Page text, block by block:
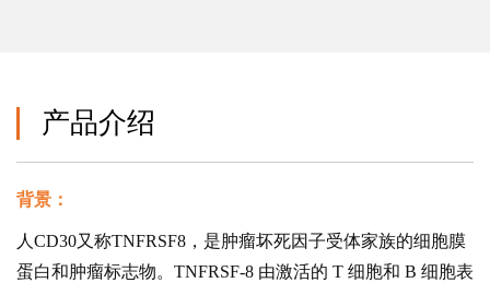
产品介绍
背景：
人CD30又称TNFRSF8，是肿瘤坏死因子受体家族的细胞膜
蛋白和肿瘤标志物。TNFRSF-8 由激活的 T 细胞和 B 细胞表